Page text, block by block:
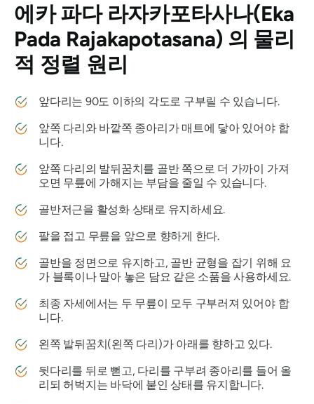
에카 파다 라자카포타사나(Eka
Pada Rajakapotasana) 의 물리
적 정렬 원리
앞다리는 90도 이하의 각도로 구부릴 수 있습니다.
앞쪽 다리와 바깥쪽 종아리가 매트에 닿아 있어야 합
니다.
앞쪽 다리의 발뒤꿈치를 골반 쪽으로 더 가까이 가져
오면 무릎에 가해지는 부담을 줄일 수 있습니다.
골반저근을 활성화 상태로 유지하세요.
팔을 접고 무릎을 앞으로 향하게 한다.
골반을 정면으로 유지하고, 골반 균형을 잡기 위해 요
가 블록이나 말아 놓은 담요 같은 소품을 사용하세요.
최종 자세에서는 두 무릎이 모두 구부러져 있어야 합
니다.
왼쪽 발뒤꿈치(왼쪽 다리)가 아래를 향하고 있다.
뒷다리를 뒤로 뻗고, 다리를 구부려 종아리를 들어 올
리되 허벅지는 바닥에 붙인 상태를 유지합니다.